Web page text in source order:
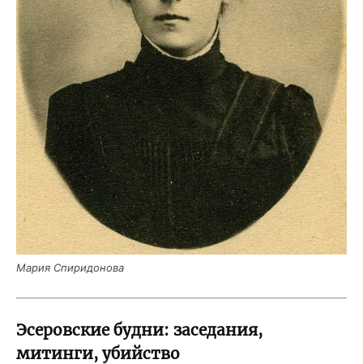
Мария Спи­ри­до­но­ва
Эсеровские будни: заседания,
митинги, убийство